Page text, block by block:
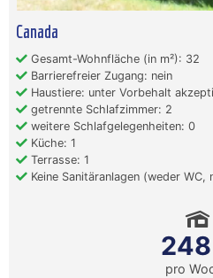
Canada
Gesamt-Wohnfläche (in m²): 32
Barrierefreier Zugang: nein
Haustiere: unter Vorbehalt
getrennte Schlafzimmer: 2
weitere Schlafgelegenheiten: 0
Küche: 1
Terrasse: 1
Keine Sanitäranlagen (weder WC,
pro